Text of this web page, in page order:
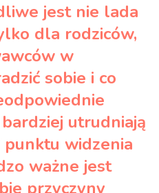
jest nie lada
dla rodziców,
w
sobie i co
utrudniają
punktu widzenia
ważne jest
przyczyny